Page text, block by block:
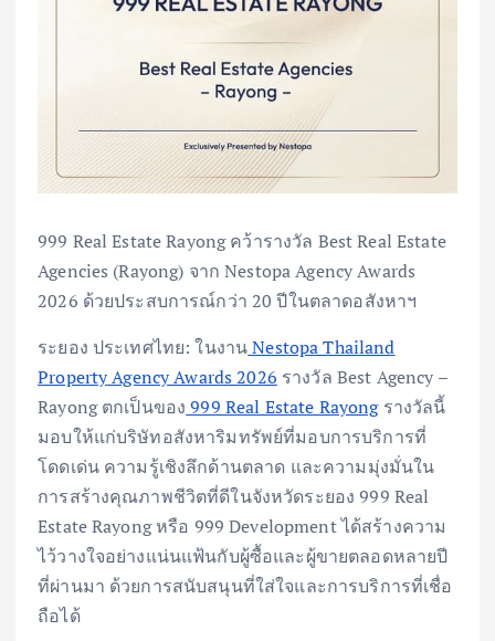
999 Real Estate Rayong คว้ารางวัล Best Real Estate
Agencies (Rayong) จาก Nestopa Agency Awards
2026 ด้วยประสบการณ์กว่า 20 ปีในตลาดอสังหาฯ
ระยอง ประเทศไทย: ในงานNestopa Thailand
Property Agency Awards 2026 รางวัล Best Agency –
Rayong ตกเป็นของ 999 Real Estate Rayongรางวัลนี้
มอบให้แก่บริษัทอสังหาริมทรัพย์ที่มอบการบริการที่
โดดเด่น ความรู้เชิงลึกด้านตลาด และความมุ่งมั่นใน
การสร้างคุณภาพชีวิตที่ดีในจังหวัดระยอง 999 Real
Estate Rayong หรือ 999 Development ได้สร้างความ
ไว้วางใจอย่างแน่นแฟ้นกับผู้ซื้อและผู้ขายตลอดหลายปี
ที่ผ่านมา ด้วยการสนับสนุนที่ใส่ใจและการบริการที่เชื่อ
ถือได้